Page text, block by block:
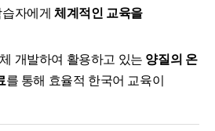
습자에게체계적인 교육을
개발하여 활용하고 있는 양질의 온
를 통해 효율적 한국어 교육이